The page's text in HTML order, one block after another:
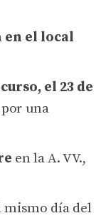
en el local
el 23 de
una
en la A. VV.,
mismo día del